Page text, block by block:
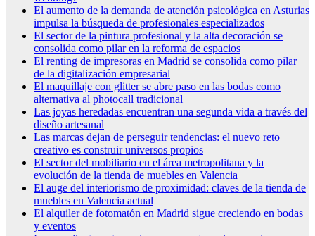
El aumento de la demanda de atención psicológica en Asturias
impulsa la búsqueda de profesionales especializados
El sector de la pintura profesional y la alta decoración se
consolida como pilar en la reforma de espacios
El renting de impresoras en Madrid se consolida como pilar
de la digitalización empresarial
El maquillaje con glitter se abre paso en las bodas como
alternativa al photocall tradicional
Las joyas heredadas encuentran una segunda vida a través del
diseño artesanal
Las marcas dejan de perseguir tendencias: el nuevo reto
creativo es construir universos propios
El sector del mobiliario en el área metropolitana y la
evolución de la tienda de muebles en Valencia
El auge del interiorismo de proximidad: claves de la tienda de
muebles en Valencia actual
El alquiler de fotomatón en Madrid sigue creciendo en bodas
y eventos